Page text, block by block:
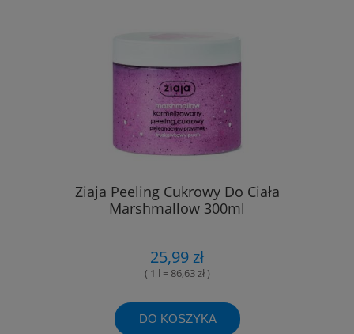
Ziaja Peeling Cukrowy Do Ciała
Marshmallow 300ml
25,99 zł
( 1 l = 86,63 zł )
DO KOSZYKA